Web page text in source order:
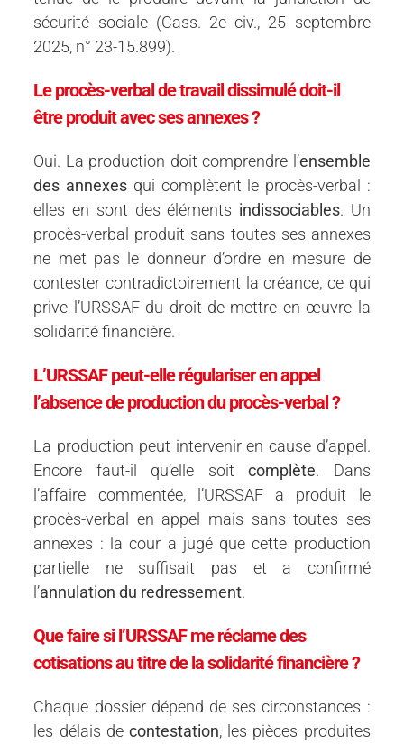
sécurité sociale (Cass. 2e civ., 25 septembre
2025, n° 23-15.899).
Le procès-verbal de travail dissimulé doit-il
être produit avec ses annexes ?
Oui. La production doit comprendre l’ensemble
des annexes qui complètent le procès-verbal :
elles en sont des éléments indissociables. Un
procès-verbal produit sans toutes ses annexes
ne met pas le donneur d’ordre en mesure de
contester contradictoirement la créance, ce qui
prive l’URSSAF du droit de mettre en œuvre la
solidarité financière.
L’URSSAF peut-elle régulariser en appel
l’absence de production du procès-verbal ?
La production peut intervenir en cause d’appel.
Encore faut-il qu’elle soitcomplète. Dans
l’affaire commentée, l’URSSAF a produit le
procès-verbal en appel mais sans toutes ses
annexes : la cour a jugé que cette production
partielle ne suffisait pas et a confirmé
l’annulation du redressement.
Que faire si l’URSSAF me réclame des
cotisations au titre de la solidarité financière ?
Chaque dossier dépend de ses circonstances :
les délais de contestation, les pièces produites